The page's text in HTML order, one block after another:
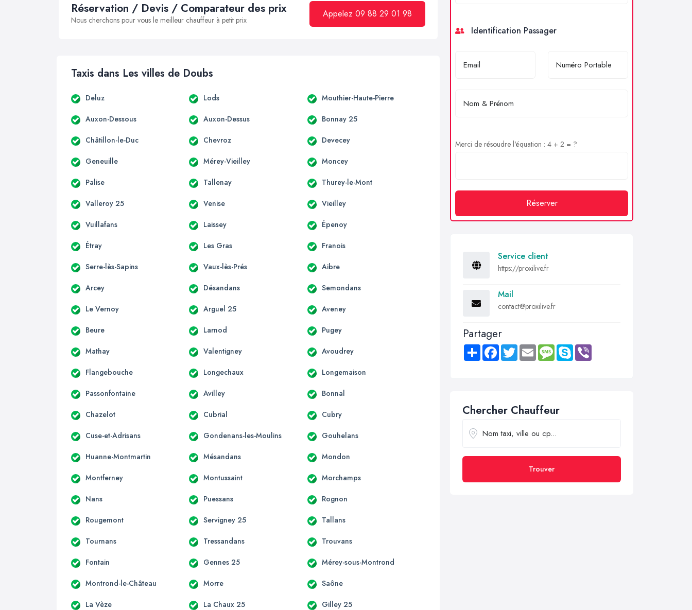
Réservation / Devis / Comparateur des prix
Nous cherchons pour vous le meilleur chauffeur à petit prix
Appelez 09 88 29 01 98
Taxis dans Les villes de Doubs
Deluz Lods Mouthier-Haute-Pierre
Auxon-Dessous Auxon-Dessus Bonnay 25
Châtillon-le-Duc Chevroz Devecey
Geneuille Mérey-Vieilley Moncey
Palise Tallenay Thurey-le-Mont
Valleroy 25 Venise Vieilley
Vuillafans Laissey Épenoy
Étray Les Gras Franois
Serre-lès-Sapins Vaux-lès-Prés Aibre
Arcey Désandans Semondans
Le Vernoy Arguel 25 Aveney
Beure Larnod Pugey
Mathay Valentigney Avoudrey
Flangebouche Longechaux Longemaison
Passonfontaine Avilley Bonnal
Chazelot Cubrial Cubry
Cuse-et-Adrisans Gondenans-les-Moulins Gouhelans
Huanne-Montmartin Mésandans Mondon
Montferney Montussaint Morchamps
Nans Puessans Rognon
Rougemont Servigney 25 Tallans
Tournans Tressandans Trouvans
Fontain Gennes 25 Mérey-sous-Montrond
Montrond-le-Château Morre Saône
La Vèze La Chaux 25 Gilley 25
Identification Passager
Merci de résoudre l'équation : 4 + 2 = ?
Réserver
Service client
https://proxilive.fr
Mail
contact@proxilive.fr
Partager
Share FacebookTwitter Email MessageSkype
Chercher Chauffeur
Trouver